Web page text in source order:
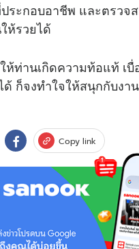
ระกอบอาชีพ และตรว
ห้รวยได้
ห้ท่านเกิดความท้อแท้ เ
ด้ ก็จงทำใจให้สนุกกับงา
Copy link